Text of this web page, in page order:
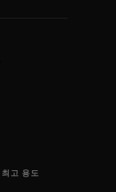
최고 용도